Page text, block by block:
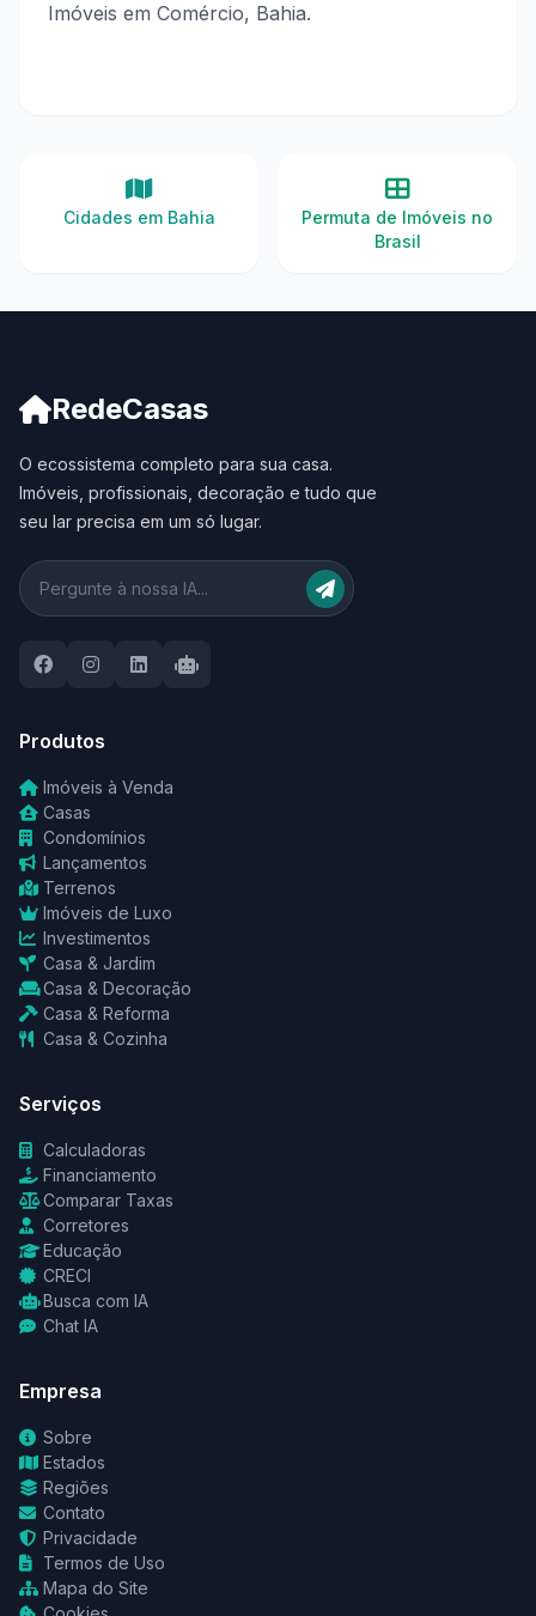
Imóveis em Comércio, Bahia.
Cidades em Bahia
Permuta de Imóveis no
Brasil
RedeCasas
O ecossistema completo para sua casa.
Imóveis, profissionais, decoração e tudo que
seu lar precisa em um só lugar.
Produtos
Imóveis à Venda
Casas
Condomínios
Lançamentos
Terrenos
Imóveis de Luxo
Investimentos
Casa & Jardim
Casa & Decoração
Casa & Reforma
Casa & Cozinha
Serviços
Calculadoras
Financiamento
Comparar Taxas
Corretores
Educação
CRECI
Busca com IA
Chat IA
Empresa
Sobre
Estados
Regiões
Contato
Privacidade
Termos de Uso
Mapa do Site